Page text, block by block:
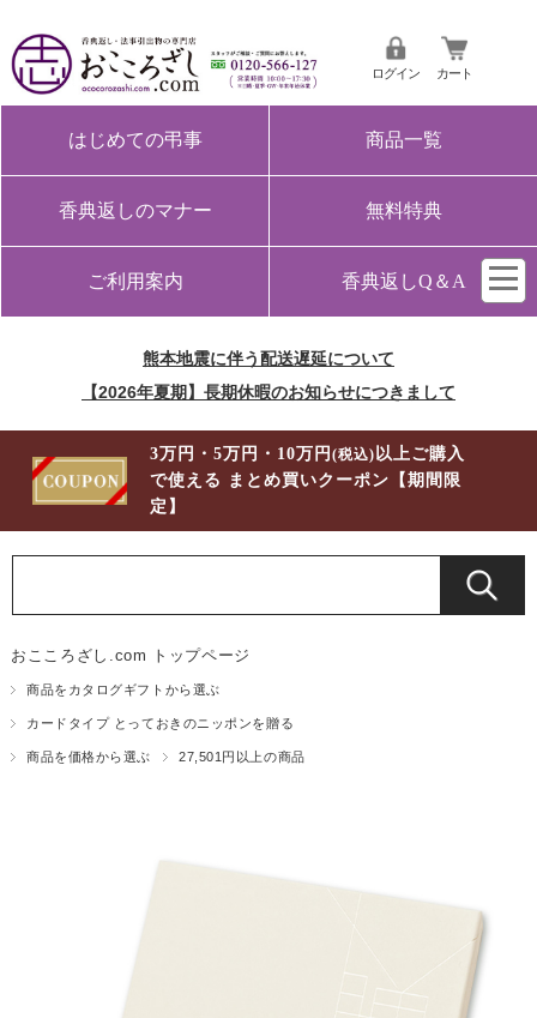
ログイン カート
はじめての弔事 商品一覧
香典返しのマナー 無料特典
ご利用案内 香典返しQ＆A
熊本地震に伴う配送遅延について
【2026年夏期】長期休暇のお知らせにつきまして
3万円・5万円・10万円(税込) 以上ご購入
で使える まとめ買いクーポン【期間限
定】
おこころざし.com トップページ
商品をカタログギフトから選ぶ
カードタイプ とっておきのニッポンを贈る
商品を価格から選ぶ 27,501円以上の商品